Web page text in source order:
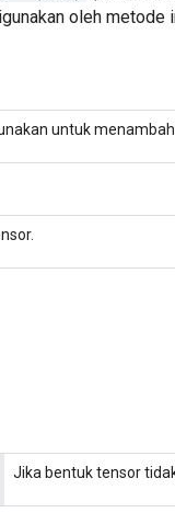
oleh metode
untuk
Jika bentuk tensor